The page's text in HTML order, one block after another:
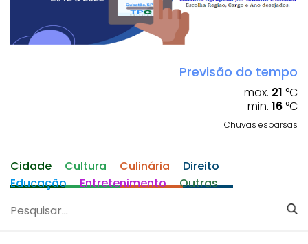
Previsão do tempo
max. 21 °C
min. 16 °C
Chuvas esparsas
Cidade Cultura Culinária
Direito
Educação
Entretenimento Outras